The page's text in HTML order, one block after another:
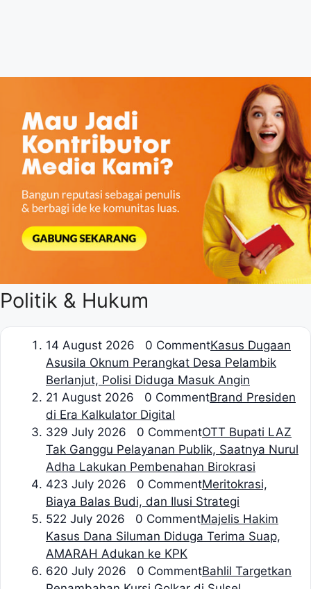
Politik & Hukum
14 August 2026 0 CommentKasus Dugaan
Asusila Oknum Perangkat Desa Pelambik
Berlanjut, Polisi Diduga Masuk Angin
21 August 2026 0 CommentBrand Presiden
di Era Kalkulator Digital
329 July 2026 0 CommentOTT Bupati LAZ
Tak Ganggu Pelayanan Publik, Saatnya Nurul
Adha Lakukan Pembenahan Birokrasi
423 July 2026 0 CommentMeritokrasi,
Biaya Balas Budi, dan Ilusi Strategi
522 July 2026 0 CommentMajelis Hakim
Kasus Dana Siluman Diduga Terima Suap,
AMARAH Adukan ke KPK
620 July 2026 0 CommentBahlil Targetkan